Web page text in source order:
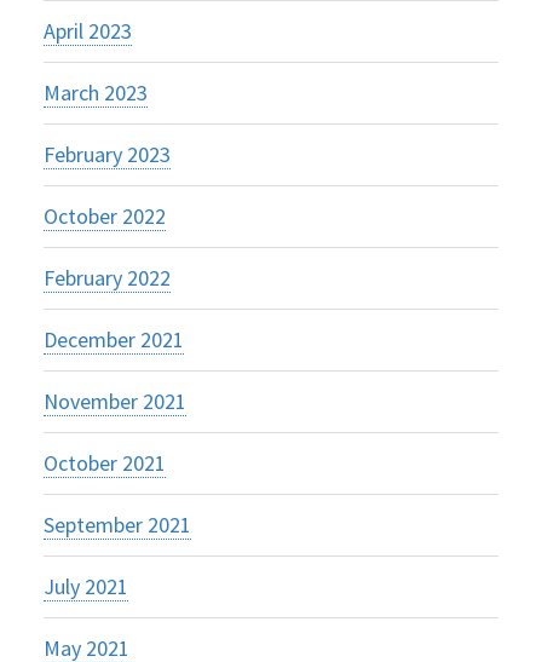
April 2023
March 2023
February 2023
October 2022
February 2022
December 2021
November 2021
October 2021
September 2021
July 2021
May 2021